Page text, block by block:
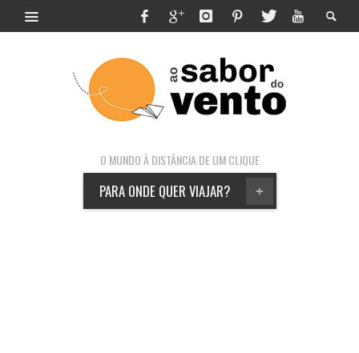
O MUNDO À DISTÂNCIA DE UM CLIQUE
+
PARA ONDE QUER VIAJAR?